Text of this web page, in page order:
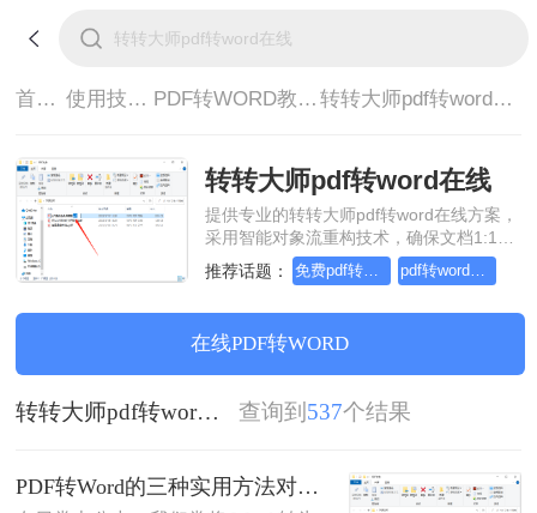
首页> 使用技巧> PDF转WORD教程> 转转大师pdf转word在线
转转大师pdf转word在线
提供专业的转转大师pdf转word在线方案，
采用智能对象流重构技术，确保文档1:1高
保真还原且排版不乱码。支持一键批量处
理，全链路 SSL 加密保障隐私安全。助您
装，高效办公。
推荐话题： 免费pdf转word的三种方法 pdf转word几乎完美的三种方式
在线PDF转WORD
转转大师pdf转word在线 查询到 537个结果
PDF转Word的三种实用方法对比：可编辑、保格式、避风险！